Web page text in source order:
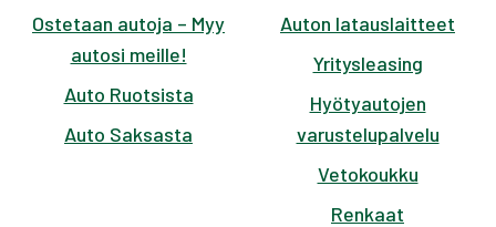
Ostetaan autoja – Myy
autosi meille!
Auto Ruotsista
Auto Saksasta
Auton latauslaitteet
Yritysleasing
Hyötyautojen
varustelupalvelu
Vetokoukku
Renkaat